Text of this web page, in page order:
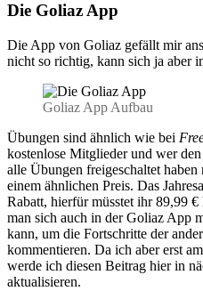
Die Goliaz App
Die App von Goliaz gefällt mir
nicht so richtig, kann sich ja aber
Goliaz App Aufbau
Übungen sind ähnlich wie bei
kostenlose Mitglieder und wer
alle Übungen freigeschaltet
einem ähnlichen Preis. Das
Rabatt, hierfür müsstet ihr 89,99
man sich auch in der Goliaz App
kann, um die Fortschritte der
kommentieren. Da ich aber erst
werde ich diesen Beitrag hier in
aktualisieren.